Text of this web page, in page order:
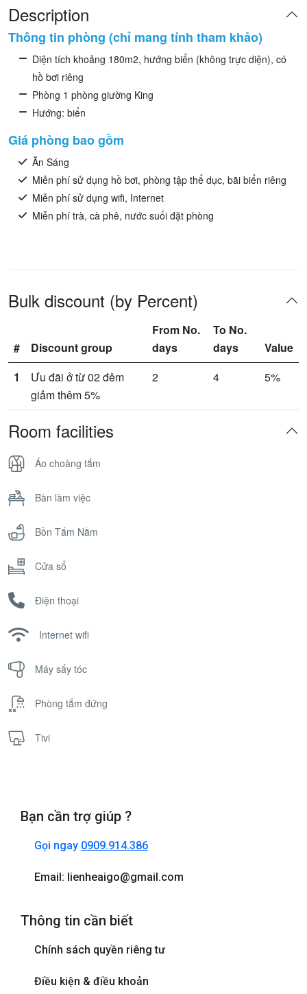
Description
Thông tin phòng (chỉ mang tính tham khảo)
Diện tích khoảng 180m2, hướng biển (không trực diện), có
hồ bơi riêng
Phòng 1 phòng giường King
Hướng: biển
Giá phòng bao gồm
Ăn Sáng
Miễn phí sử dụng hồ bơi, phòng tập thể dục, bãi biển riêng
Miễn phí sử dụng wifi, Internet
Miễn phí trà, cà phê, nước suối đặt phòng
Bulk discount (by Percent)
# Discount group
From No.
days
To No.
days
Value
1
Ưu đãi ở từ 02 đêm
giảm thêm 5%
2 4 5%
Room facilities
Áo choàng tắm
Bàn làm việc
Bồn Tắm Nằm
Cửa sổ
Điện thoại
Internet wifi
Máy sấy tóc
Phòng tắm đứng
Tivi
Bạn cần trợ giúp ?
Gọi ngay 0909.914.386
Email: lienheaigo@gmail.com
Thông tin cần biết
Chính sách quyền riêng tư
Điều kiện & điều khoản